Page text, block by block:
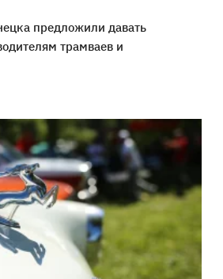
предложили давать
трамваев и